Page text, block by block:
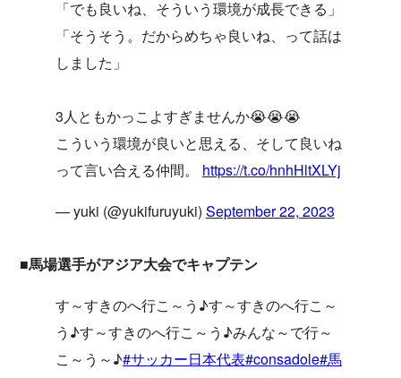
「でも良いね、そういう環境が成長できる」
「そうそう。だからめちゃ良いね、って話は
しました」
3人ともかっこよすぎませんか😭😭😭
こういう環境が良いと思える、そして良いね
って言い合える仲間。 https://t.co/hnhHltXLYj
— yuki (@yukifuruyuki) September 22, 2023
■馬場選手がアジア大会でキャプテン
す～すきのへ行こ～う♪す～すきのへ行こ～
う♪す～すきのへ行こ～う♪みんな～で行～
こ～う～♪#サッカー日本代表#consadole#馬